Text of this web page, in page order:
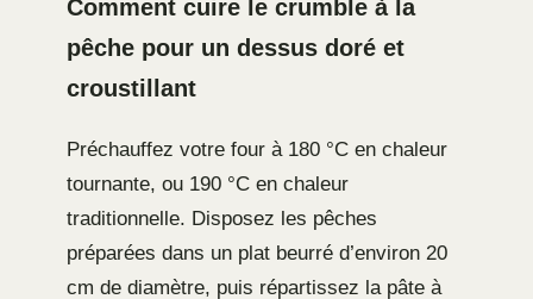
Comment cuire le crumble à la
pêche pour un dessus doré et
croustillant
Préchauffez votre four à 180 °C en chaleur
tournante, ou 190 °C en chaleur
traditionnelle. Disposez les pêches
préparées dans un plat beurré d’environ 20
cm de diamètre, puis répartissez la pâte à